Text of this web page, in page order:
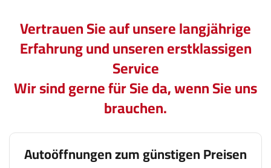
Vertrauen Sie auf unsere langjährige
Erfahrung und unseren erstklassigen
Service
Wir sind gerne für Sie da, wenn Sie uns
brauchen.
Autoöffnungen zum günstigen Preisen